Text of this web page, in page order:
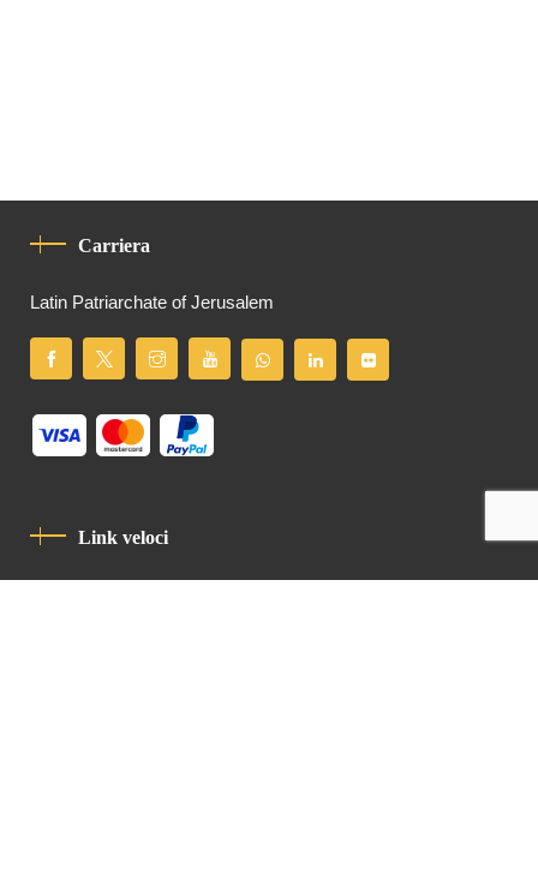
Carriera
Latin Patriarchate of Jerusalem
Link veloci